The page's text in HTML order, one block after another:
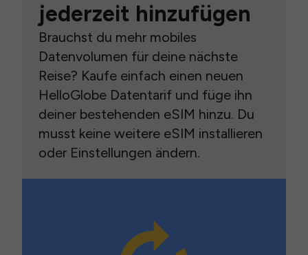
jederzeit hinzufügen
Brauchst du mehr mobiles
Datenvolumen für deine nächste
Reise? Kaufe einfach einen neuen
HelloGlobe Datentarif und füge ihn
deiner bestehenden eSIM hinzu. Du
musst keine weitere eSIM installieren
oder Einstellungen ändern.